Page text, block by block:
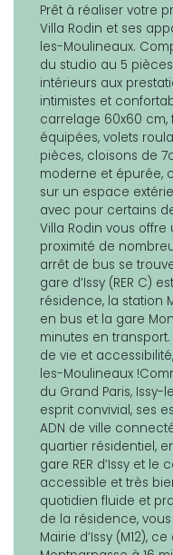
Prêt à réaliser votre
Villa Rodin et ses
les-Moulineaux.
du studio au 5
intérieurs aux
intimistes et
carrelage 60x60 cm,
équipées, volets
pièces, cloisons de
moderne et épurée,
sur un espace
avec pour certains
Villa Rodin vous
proximité de
arrêt de bus se
gare d’Issy (RER C)
résidence, la station
en bus et la gare
minutes en
de vie et
les-Moulineaux
du Grand Paris,
esprit convivial, ses
ADN de ville
quartier résidentiel,
gare RER d’Issy et
accessible et très
quotidien fluide et
de la résidence,
Mairie d’Issy (M12),